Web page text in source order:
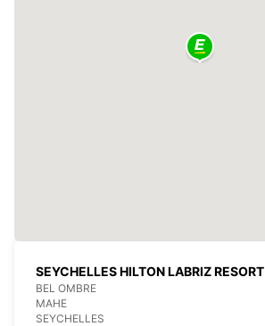
SEYCHELLES HILTON LABRIZ RESORT
BEL OMBRE
MAHE
SEYCHELLES